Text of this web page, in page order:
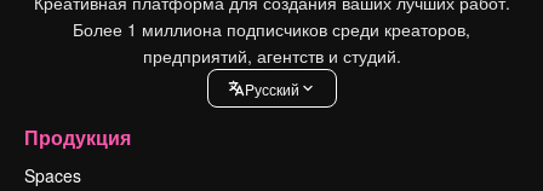
Более 1 миллиона подписчиков среди креаторов,
предприятий, агентств и студий.
Pусский
Продукция
Spaces